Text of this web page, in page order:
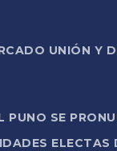
UNIÓN Y
PUNO SE
ELECTAS